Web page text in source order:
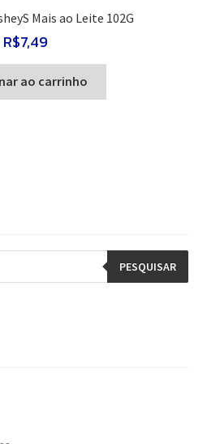
Mais ao Leite 102G
R$7,49
ao carrinho
PESQUISAR